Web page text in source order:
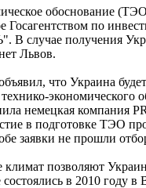
обоснование
по
В случае получения
Львов.
что Украина
экономического
немецкая компания
в подготовке ТЭО
заявки не прошли
позволяют
в 2010 году в